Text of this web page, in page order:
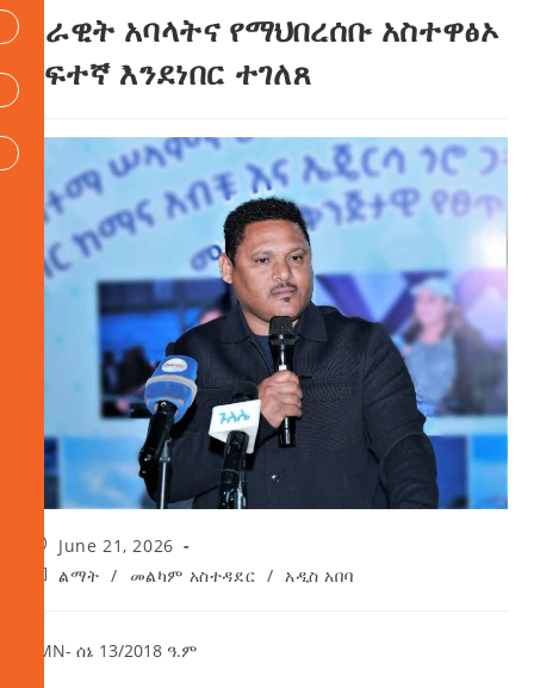
ሰራዊት አባላትና የማህበረሰቡ አስተዋፅኦ
ከፍተኛ እንደነበር ተገለጸ
June 21, 2026
ልማት / መልካም አስተዳደር / አዲስ አበባ
AMN- ሰኔ 13/2018 ዓ.ም